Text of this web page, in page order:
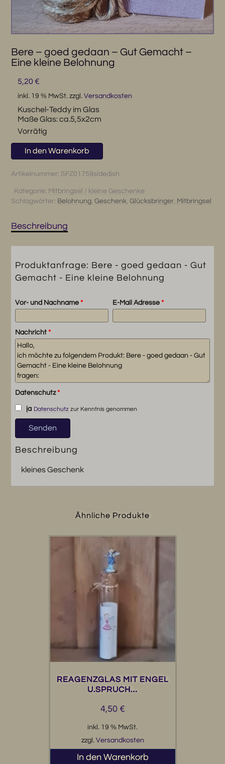
Bere – goed gedaan – Gut Gemacht –
Eine kleine Belohnung
5,20 €
inkl. 19 % MwSt. zzgl. Versandkosten
Kuschel-Teddy im Glas
Maße Glas: ca.5,5x2cm
Vorrätig
Bere
-
goed
Gut
-
kleine
Menge
In den Warenkorb
Artikelnummer: SFZ01759sidedish
Kategorie: Mitbringsel / kleine Geschenke
Schlagwörter: Belohnung,Geschenk,Glücksbringer, Mitbringsel
Beschreibung
Produktanfrage: Bere - goed gedaan - Gut
Gemacht - Eine kleine Belohnung
Vor- und Nachname* E-Mail Adresse *
Nachricht*
Datenschutz*
ja Datenschutz zur Kenntnis genommen
Beschreibung
kleines Geschenk
Ähnliche Produkte
REAGENZGLAS MIT ENGEL
U.SPRUCH…
4,50 €
inkl. 19 % MwSt.
zzgl. Versandkosten
In den Warenkorb